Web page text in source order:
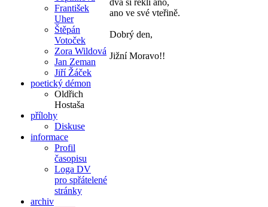
František
Uher
Štěpán
Votoček
Zora Wildová
Jan Zeman
Jiří Žáček
poetický démon
Oldřich
Hostaša
přílohy
Diskuse
informace
Profil
časopisu
Loga DV
pro spřátelené
stránky
archiv
ano ve své vteřině.
Dobrý den,
Jižní Moravo!!